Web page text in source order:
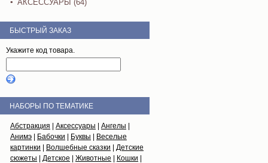
АКСЕССУАРЫ (64)
БЫСТРЫЙ ЗАКАЗ
Укажите код товара.
НАБОРЫ ПО ТЕМАТИКЕ
Абстракция Аксессуары Ангелы
Анимэ
Бабочки Буквы
Веселые
картинки
Волшебные сказки
Детские
сюжеты
Детское Животные Кошки